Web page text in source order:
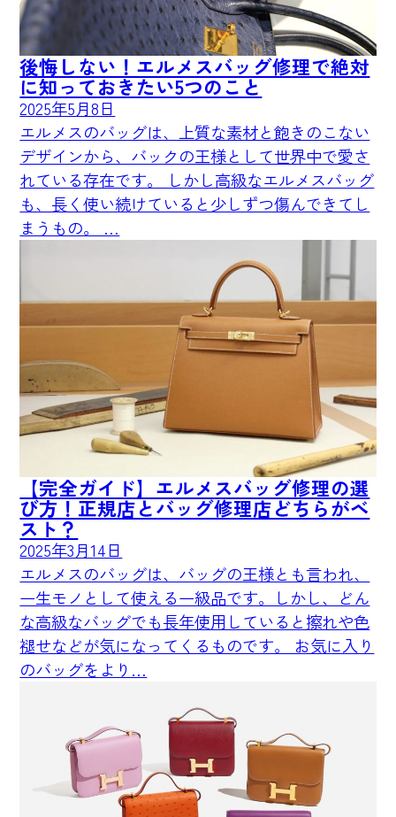
後悔しない！エルメスバッグ修理で絶対
に知っておきたい5つのこと
2025年5月8日
エルメスのバッグは、上質な素材と飽きのこない
デザインから、バックの王様として世界中で愛さ
れている存在です。 しかし高級なエルメスバッグ
も、長く使い続けていると少しずつ傷んできてし
まうもの。 …
【完全ガイド】エルメスバッグ修理の選
び方！正規店とバッグ修理店どちらがベ
スト？
2025年3月14日
エルメスのバッグは、バッグの王様とも言われ、
一生モノとして使える一級品です。しかし、どん
な高級なバッグでも長年使用していると擦れや色
褪せなどが気になってくるものです。 お気に入り
のバッグをより…